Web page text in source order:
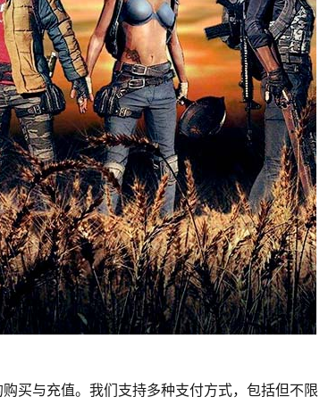
买与充值。我们支持多种支付方式，包括但不限